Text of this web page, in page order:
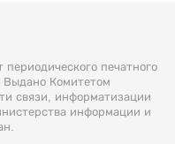
периодического печатного
Выдано Комитетом
связи, информатизации
информации и